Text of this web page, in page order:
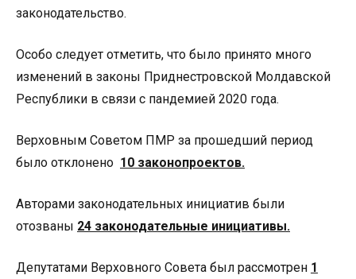
законодательство.
Особо следует отметить, что было принято много
изменений в законы Приднестровской Молдавской
Республики в связи с пандемией 2020 года.
Верховным Советом ПМР за прошедший период
было отклонено 10 законопроектов.
Авторами законодательных инициатив были
отозваны 24 законодательные инициативы.
Депутатами Верховного Совета был рассмотрен 1